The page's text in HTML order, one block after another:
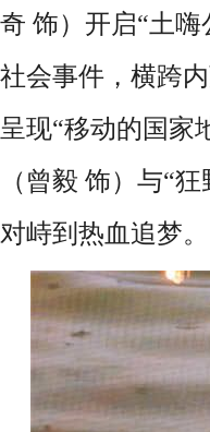
奇 饰）开启“土
社会事件，横跨
呈现“移动的国家
（曾毅 饰）与“
对峙到热血追梦。